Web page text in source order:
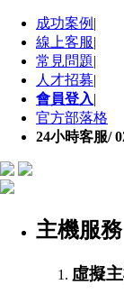
成功案例 |
線上客服|
常見問題|
人才招募|
會員登入|
官方部落格
24小時客服/
主機服務
虛擬